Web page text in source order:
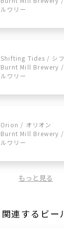
ルワリー
Shifting Tides / シフ
Burnt Mill Brewery /
ルワリー
Orion / オリオン
Burnt Mill Brewery /
ルワリー
もっと見る
関連するビー